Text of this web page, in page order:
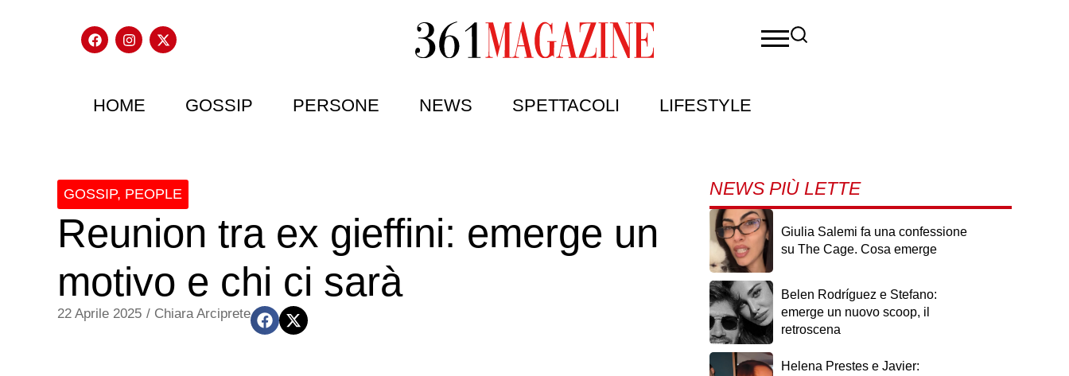
HOME GOSSIP PERSONE NEWS SPETTACOLI LIFESTYLE
GOSSIP, PEOPLE
Reunion tra ex gieffini: emerge un
motivo e chi ci sarà
22 Aprile 2025 / Chiara Arciprete
NEWS PIÙ LETTE
Giulia Salemi fa una confessione
su The Cage. Cosa emerge
Belen Rodríguez e Stefano:
emerge un nuovo scoop, il
retroscena
Helena Prestes e Javier: